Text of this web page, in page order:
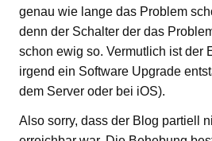
genau wie lange das Problem
denn der Schalter der das
schon ewig so. Vermutlich ist der
irgend ein Software Upgrade
dem Server oder bei iOS).
Also sorry, dass der Blog partiell